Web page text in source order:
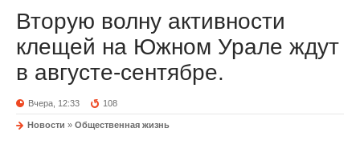
Вторую волну активности
клещей на Южном Урале ждут
в августе-сентябре.
Вчера, 12:33 108
Новости » Общественная жизнь